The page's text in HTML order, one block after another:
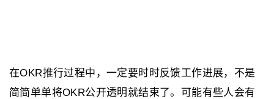
在OKR推行过程中，一定要时时反馈工作进展，不是
简简单单将OKR公开透明就结束了。可能有些人会有